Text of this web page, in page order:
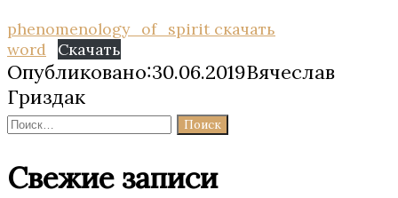
phenomenology_of_spirit скачать
word
Скачать
Опубликовано:30.06.2019Вячеслав
Гриздак
Найти:
Свежие записи